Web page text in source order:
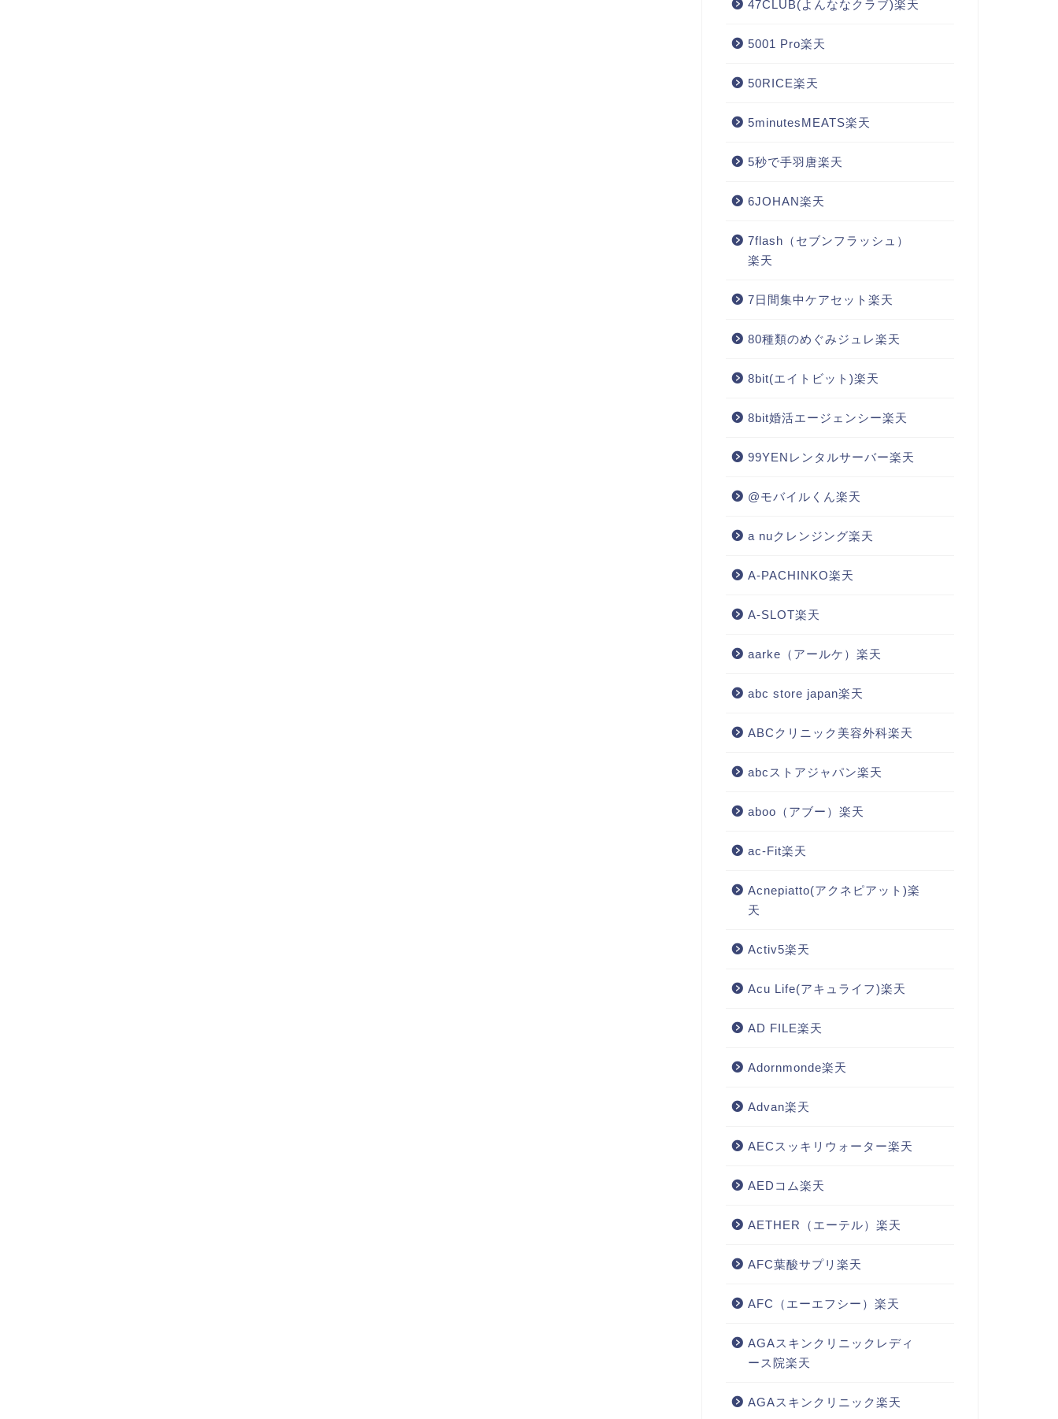
47CLUB(よんななクラブ)楽天
5001 Pro楽天
50RICE楽天
5minutesMEATS楽天
5秒で手羽唐楽天
6JOHAN楽天
7flash（セブンフラッシュ）
楽天
7日間集中ケアセット楽天
80種類のめぐみジュレ楽天
8bit(エイトビット)楽天
8bit婚活エージェンシー楽天
99YENレンタルサーバー楽天
@モバイルくん楽天
a nuクレンジング楽天
A-PACHINKO楽天
A-SLOT楽天
aarke（アールケ）楽天
abc store japan楽天
ABCクリニック美容外科楽天
abcストアジャパン楽天
aboo（アブー）楽天
ac-Fit楽天
Acnepiatto(アクネピアット)楽
天
Activ5楽天
Acu Life(アキュライフ)楽天
AD FILE楽天
Adornmonde楽天
Advan楽天
AECスッキリウォーター楽天
AEDコム楽天
AETHER（エーテル）楽天
AFC葉酸サプリ楽天
AFC（エーエフシー）楽天
AGAスキンクリニックレディ
ース院楽天
AGAスキンクリニック楽天